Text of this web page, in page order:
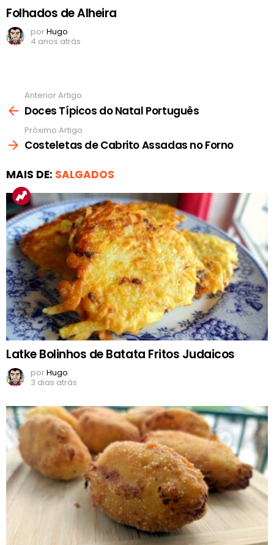
Folhados de Alheira
porHugo
4 anos atrás
mais
Anterior Artigo
Doces Típicos do Natal Português
Próximo Artigo
Costeletas de Cabrito Assadas no Forno
MAIS DE: SALGADOS
Latke Bolinhos de Batata Fritos Judaicos
porHugo
3 dias atrás